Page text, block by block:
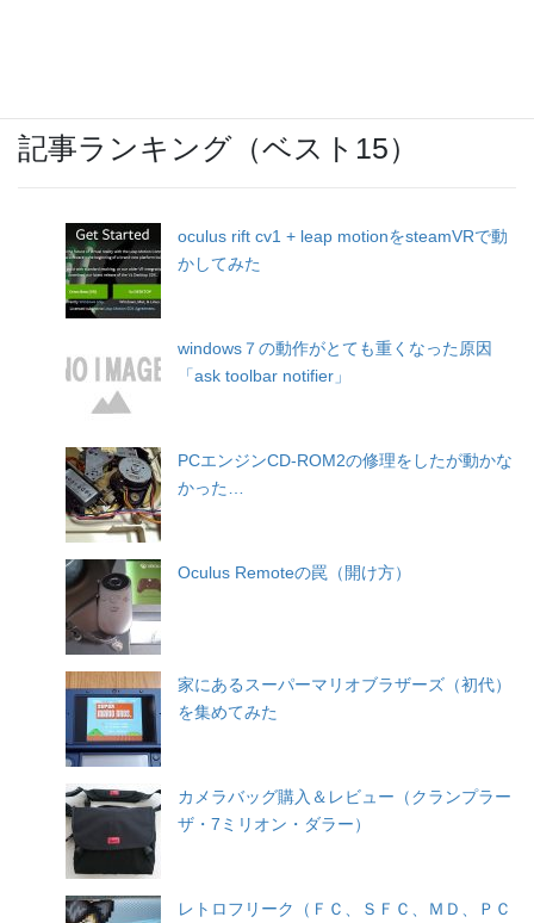
記事ランキング（ベスト15）
oculus rift cv1 + leap motionをsteamVRで動
かしてみた
windows７の動作がとても重くなった原因
「ask toolbar notifier」
PCエンジンCD-ROM2の修理をしたが動かな
かった…
Oculus Remoteの罠（開け方）
家にあるスーパーマリオブラザーズ（初代）
を集めてみた
カメラバッグ購入＆レビュー（クランプラー
ザ・7ミリオン・ダラー）
レトロフリーク（ＦＣ、ＳＦＣ、ＭＤ、ＰＣ